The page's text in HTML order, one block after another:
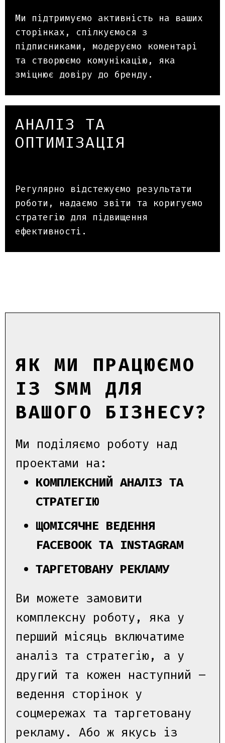
ЯК МИ ПРАЦЮЄМО
ІЗ SMM ДЛЯ
ВАШОГО БІЗНЕСУ?
Ми поділяємо роботу над
проектами на:
КОМПЛЕКСНИЙ АНАЛІЗ ТА
СТРАТЕГІЮ
ЩОМІСЯЧНЕ ВЕДЕННЯ
FACEBOOK ТА INSTAGRAM
ТАРГЕТОВАНУ РЕКЛАМУ
Ви можете замовити
комплексну роботу, яка у
перший місяць включатиме
аналіз та стратегію, а у
другий та кожен наступний –
ведення сторінок у
соцмережах та таргетовану
рекламу. Або ж якусь із
Ми підтримуємо активність на ваших
сторінках, спілкуємося з
підписниками, модеруємо коментарі
та створюємо комунікацію, яка
зміцнює довіру до бренду.
АНАЛІЗ ТА
ОПТИМІЗАЦІЯ
Регулярно відстежуємо результати
роботи, надаємо звіти та коригуємо
стратегію для підвищення
ефективності.